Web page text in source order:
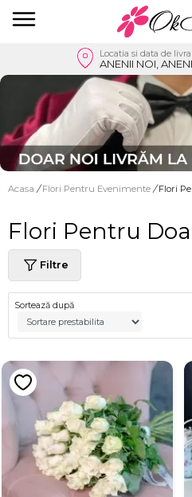
Locatia si data de
ANENII NOI,
Acasa / Flori Pentru Evenimente / Flori
Flori Pentru
Filtre
Sortează după